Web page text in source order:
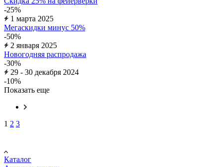
-25%
1 марта 2025
Мегаскидки минус 50%
-50%
2 января 2025
Новогодняя распродажа
-30%
29 - 30 декабря 2024
-10%
Показать еще
1 2 3
Каталог